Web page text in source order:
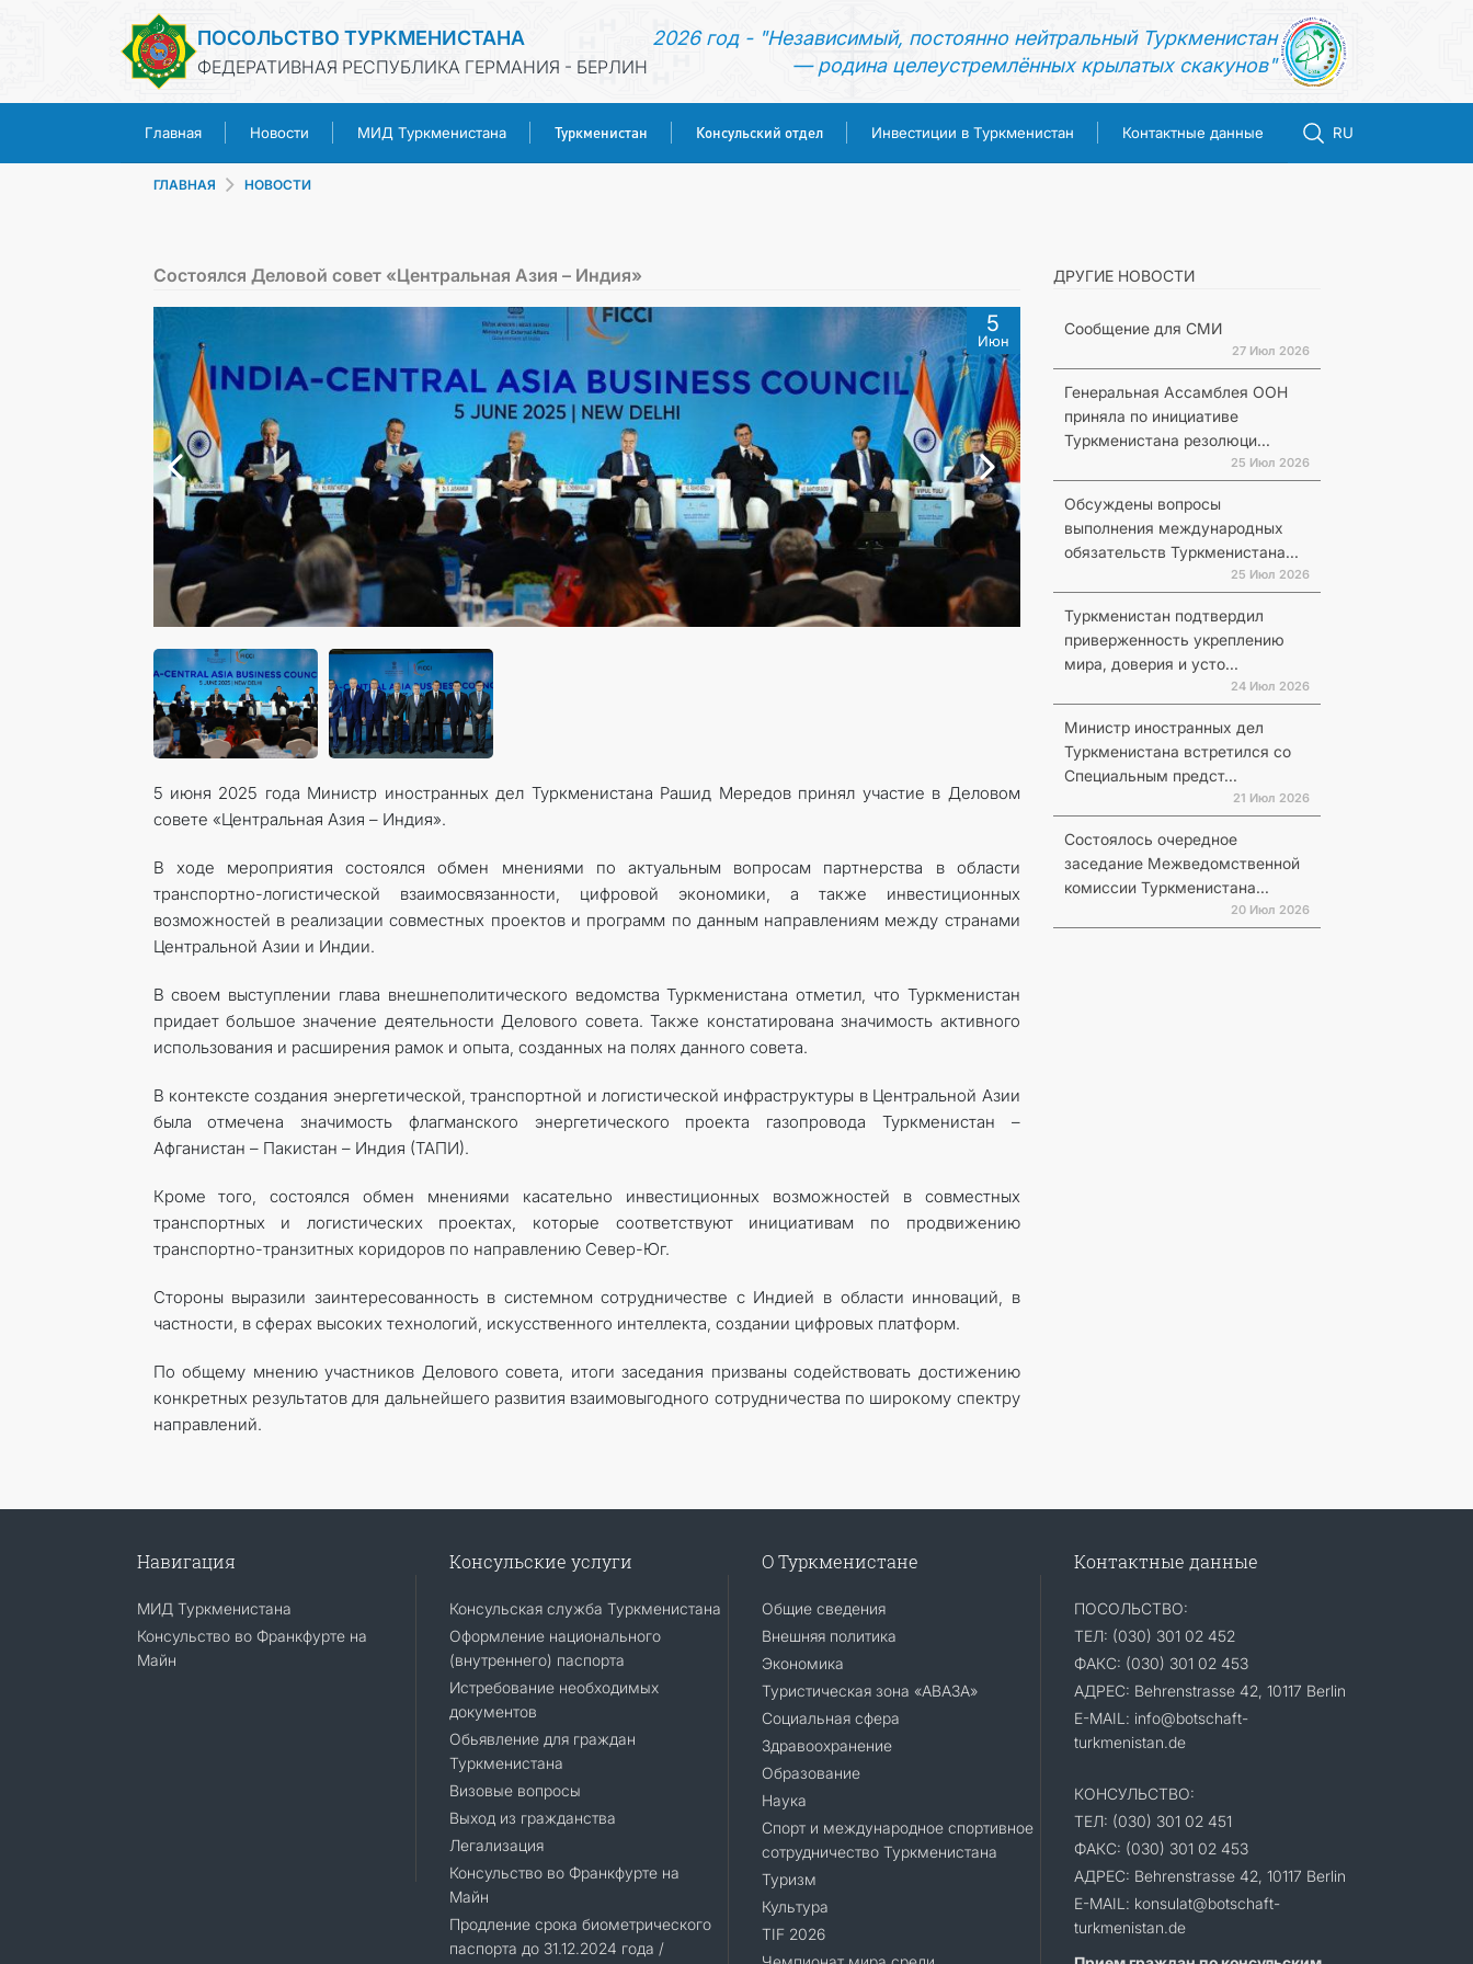
ПОСОЛЬСТВО ТУРКМЕНИСТАНА
ФЕДЕРАТИВНАЯ РЕСПУБЛИКА ГЕРМАНИЯ - БЕРЛИН
2026 год - "Независимый, постоянно нейтральный Туркменистан
— родина целеустремлённых крылатых скакунов"
Главная Новости МИД Туркменистана Туркменистан Консульский отдел Инвестиции в Туркменистан Контактные данные RU
МИД ТУРКМЕНИСТАНА
ТУРКМЕНИСТАН
КОНСУЛЬСКИЙ ОТДЕЛ
ИНВЕСТИЦИИ В ТУРКМЕНИСТАН
КОНТАКТНЫЕ ДАННЫЕ
ГЛАВНАЯ НОВОСТИ
Состоялся Деловой совет «Центральная Азия – Индия»
5
Июн
5 июня 2025 года Министр иностранных дел Туркменистана Рашид Мередов принял участие в Деловом
совете «Центральная Азия – Индия».
В ходе мероприятия состоялся обмен мнениями по актуальным вопросам партнерства в области
транспортно-логистической взаимосвязанности, цифровой экономики, а также инвестиционных
возможностей в реализации совместных проектов и программ по данным направлениям между странами
Центральной Азии и Индии.
В своем выступлении глава внешнеполитического ведомства Туркменистана отметил, что Туркменистан
придает большое значение деятельности Делового совета. Также констатирована значимость активного
использования и расширения рамок и опыта, созданных на полях данного совета.
В контексте создания энергетической, транспортной и логистической инфраструктуры в Центральной Азии
была отмечена значимость флагманского энергетического проекта газопровода Туркменистан –
Афганистан – Пакистан – Индия (ТАПИ).
Кроме того, состоялся обмен мнениями касательно инвестиционных возможностей в совместных
транспортных и логистических проектах, которые соответствуют инициативам по продвижению
транспортно-транзитных коридоров по направлению Север-Юг.
Стороны выразили заинтересованность в системном сотрудничестве с Индией в области инноваций, в
частности, в сферах высоких технологий, искусственного интеллекта, создании цифровых платформ.
По общему мнению участников Делового совета, итоги заседания призваны содействовать достижению
конкретных результатов для дальнейшего развития взаимовыгодного сотрудничества по широкому спектру
направлений.
ДРУГИЕ НОВОСТИ
Сообщение для СМИ
27 Июл 2026
Генеральная Ассамблея ООН
приняла по инициативе
Туркменистана резолюци...
25 Июл 2026
Обсуждены вопросы
выполнения международных
обязательств Туркменистана...
25 Июл 2026
Туркменистан подтвердил
приверженность укреплению
мира, доверия и усто...
24 Июл 2026
Министр иностранных дел
Туркменистана встретился со
Специальным предст...
21 Июл 2026
Состоялось очередное
заседание Межведомственной
комиссии Туркменистана...
20 Июл 2026
Навигация
МИД Туркменистана
Консульство во Франкфурте на
Майн
Консульские услуги
Консульская служба Туркменистана
Оформление национального
(внутреннего) паспорта
Истребование необходимых
документов
Обьявление для граждан
Туркменистана
Визовые вопросы
Выход из гражданства
Легализация
Консульство во Франкфурте на
Майн
Продление срока биометрического
паспорта до 31.12.2024 года /
О Туркменистане
Общие сведения
Внешняя политика
Экономика
Туристическая зона «АВАЗА»
Социальная сфера
Здравоохранение
Образование
Наука
Спорт и международное спортивное
сотрудничество Туркменистана
Туризм
Культура
TIF 2026
Контактные данные
ПОСОЛЬСТВО:
ТЕЛ: (030) 301 02 452
ФАКС: (030) 301 02 453
АДРЕС: Behrenstrasse 42, 10117 Berlin
E-MAIL: info@botschaft-
turkmenistan.de
КОНСУЛЬСТВО:
ТЕЛ: (030) 301 02 451
ФАКС: (030) 301 02 453
АДРЕС: Behrenstrasse 42, 10117 Berlin
E-MAIL: konsulat@botschaft-
turkmenistan.de